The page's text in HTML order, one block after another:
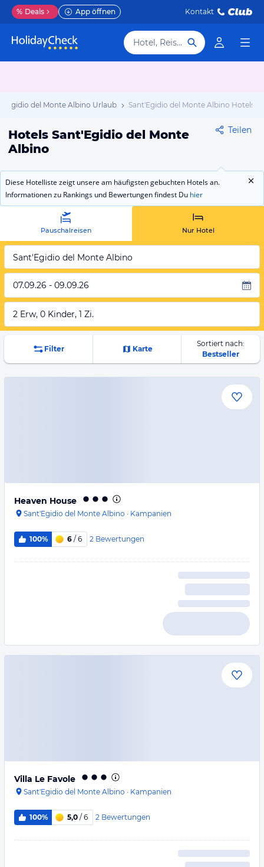
% Deals App öffnen Kontakt
Hotel, Reiseziel
del Monte Albino Urlaub Sant'Egidio del Monte Albino Hotels
Hotels Sant'Egidio del Monte
Albino
Teilen
Diese Hotelliste zeigt unsere am häufigsten gebuchten Hotels an.
Informationen zu Rankings und Bewertungen findest Du hier
Pauschalreisen Nur Hotel
Sant'Egidio del Monte Albino
07.09.26 - 09.09.26
2 Erw, 0 Kinder, 1 Zi.
Filter Karte
Sortiert nach:
Bestseller
Heaven House
Sant'Egidio del Monte Albino · Kampanien
100% 6 / 6 2 Bewertungen
Villa Le Favole
Sant'Egidio del Monte Albino · Kampanien
100% 5,0 / 6 2 Bewertungen